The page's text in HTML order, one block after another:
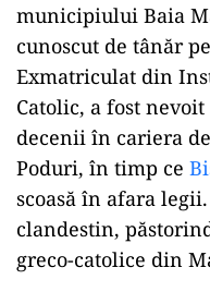
municipiului Baia
cunoscut de tânăr
Exmatriculat din
Catolic, a fost
decenii în cariera
Poduri, în timp ce
scoasă în afara
clandestin,
greco-catolice din